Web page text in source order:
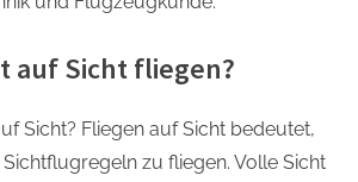
auf Sicht fliegen?
Sicht? Fliegen auf Sicht bedeutet,
zu fliegen. Volle Sicht